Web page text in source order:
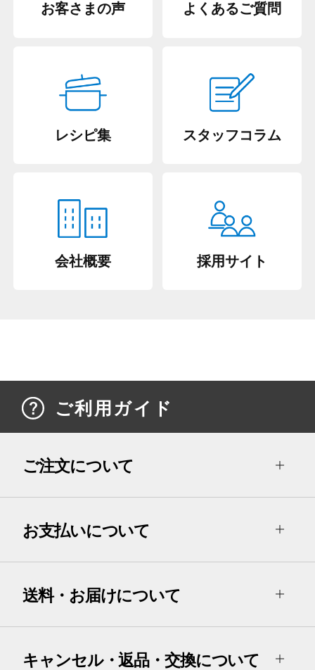
お客さまの声 よくあるご質問
レシピ集 スタッフコラム
会社概要 採用サイト
ご利用ガイド
ご注文について
お支払いについて
送料・お届けについて
キャンセル・返品・交換について